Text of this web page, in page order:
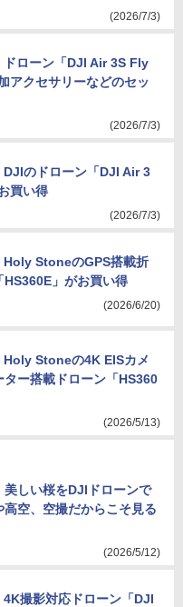
(2026/7/3)
ドローン「DJI Air 3S Fly
アクセサリーなどのセッ
(2026/7/3)
DJIのドローン「DJI Air 3
買い得
(2026/7/3)
Holy StoneのGPS搭載折
HS360E」がお買い得
(2026/6/20)
Holy Stoneの4K EISカメ
ター搭載ドローン「HS360
(2026/5/13)
美しい桜をDJIドローンで
空、空撮だからこそ見る
(2026/5/12)
4K撮影対応ドローン「DJI